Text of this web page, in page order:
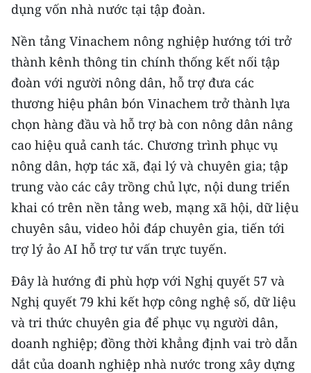
dụng vốn nhà nước tại tập đoàn.
Nền tảng Vinachem nông nghiệp hướng tới trở
thành kênh thông tin chính thống kết nối tập
đoàn với người nông dân, hỗ trợ đưa các
thương hiệu phân bón Vinachem trở thành lựa
chọn hàng đầu và hỗ trợ bà con nông dân nâng
cao hiệu quả canh tác. Chương trình phục vụ
nông dân, hợp tác xã, đại lý và chuyên gia; tập
trung vào các cây trồng chủ lực, nội dung triển
khai có trên nền tảng web, mạng xã hội, dữ liệu
chuyên sâu, video hỏi đáp chuyên gia, tiến tới
trợ lý ảo AI hỗ trợ tư vấn trực tuyến.
Đây là hướng đi phù hợp với Nghị quyết 57 và
Nghị quyết 79 khi kết hợp công nghệ số, dữ liệu
và tri thức chuyên gia để phục vụ người dân,
doanh nghiệp; đồng thời khẳng định vai trò dẫn
dắt của doanh nghiệp nhà nước trong xây dựng